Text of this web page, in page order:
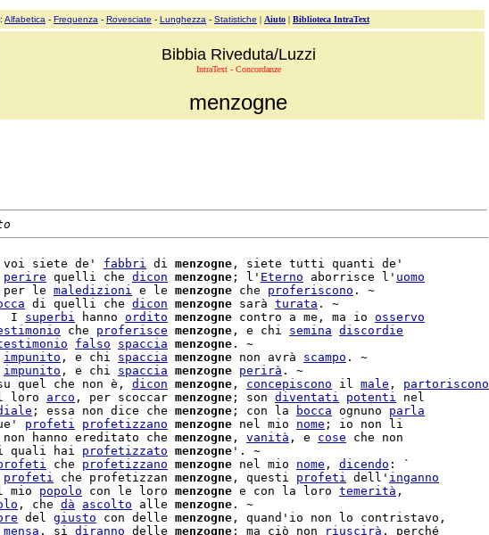
: Alfabetica - Frequenza - Rovesciate - Lunghezza - Statistiche | Aiuto | Biblioteca IntraText
Bibbia Riveduta/Luzzi
IntraText - Concordanze
menzogne
siete de' fabbri di menzogne , siete tutti quanti de'
perire quelli che dicon menzogne ; l' Eterno aborrisce l' uomo
le maledizioni e le menzogne che proferiscono . ~
di quelli che dicon menzogne sarà turata . ~
I superbi hanno ordito menzogne contro a me, ma io osservo
che proferisce menzogne , e chi semina discordie
falso spaccia menzogne . ~
impunito , e chi spaccia menzogne non avrà scampo . ~
impunito , e chi spaccia menzogne perirà
quel che non è,
dicon menzogne , concepiscono il male , partoriscono
loro
arco , per scoccar menzogne ; son diventati potenti nel
; essa non dice che menzogne ; con la bocca ognuno parla
profeti profetizzano menzogne nel mio nome ; io non li
hanno ereditato che menzogne , vanità , e cose che non
quali hai
profetizzato menzogne '. ~
che profetizzano menzogne nel mio nome , dicendo : `
profeti che profetizzan menzogne , questi profeti dell' inganno
popolo con le loro menzogne e con la loro temerità ,
, che dà ascolto alle menzogne
del giusto con delle menzogne , quand'io non lo contristavo,
mensa , si diranno delle menzogne ; ma ciò non riuscirà , perché